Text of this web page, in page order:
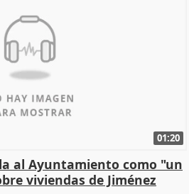
01:20
al Ayuntamiento como "un
viviendas de Jiménez